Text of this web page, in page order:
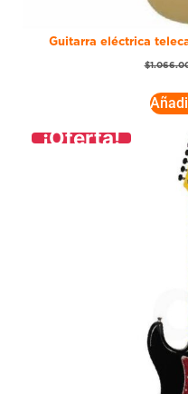
Guitarra eléctrica
$
¡Oferta!